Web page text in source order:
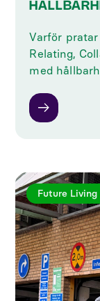
Varför pratar
Relating,
med
Future Living